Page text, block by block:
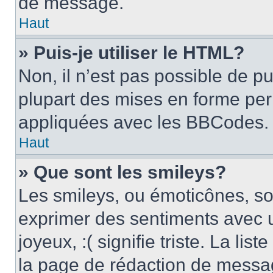
Haut
» Puis-je utiliser le HTML?
Non, il n’est pas possible de
plupart des mises en forme
appliquées avec les BBCodes.
Haut
» Que sont les smileys?
Les smileys, ou émoticônes,
exprimer des sentiments avec
joyeux, :( signifie triste. La
la page de rédaction de